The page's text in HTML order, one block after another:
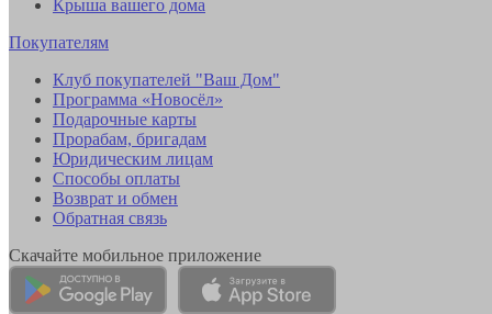
Крыша вашего дома
Покупателям
Клуб покупателей "Ваш Дом"
Программа «Новосёл»
Подарочные карты
Прорабам, бригадам
Юридическим лицам
Способы оплаты
Возврат и обмен
Обратная связь
Скачайте мобильное приложение